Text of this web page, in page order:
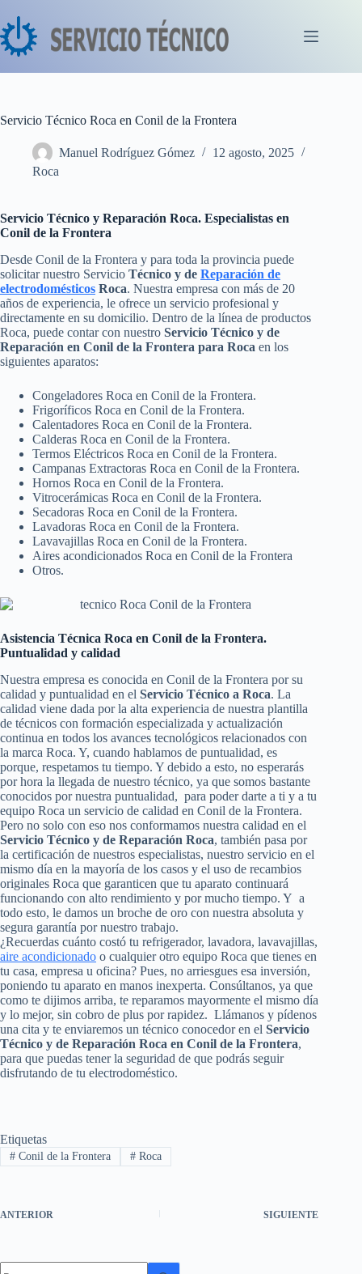
al
contenido
Servicio Técnico Roca en Conil de la Frontera
Manuel Rodríguez Gómez
12 agosto, 2025
Roca
Servicio Técnico y Reparación Roca. Especialistas en
Conil de la Frontera
Desde Conil de la Frontera y para toda la provincia puede
solicitar nuestro Servicio Técnico y de Reparación de
electrodomésticos Roca. Nuestra empresa con más de 20
años de experiencia, le ofrece un servicio profesional y
directamente en su domicilio. Dentro de la línea de productos
Roca, puede contar con nuestro Servicio Técnico y de
Reparación en Conil de la Frontera para Roca en los
siguientes aparatos:
Congeladores Roca en Conil de la Frontera.
Frigoríficos Roca en Conil de la Frontera.
Calentadores Roca en Conil de la Frontera.
Calderas Roca en Conil de la Frontera.
Termos Eléctricos Roca en Conil de la Frontera.
Campanas Extractoras Roca en Conil de la Frontera.
Hornos Roca en Conil de la Frontera.
Vitrocerámicas Roca en Conil de la Frontera.
Secadoras Roca en Conil de la Frontera.
Lavadoras Roca en Conil de la Frontera.
Lavavajillas Roca en Conil de la Frontera.
Aires acondicionados Roca en Conil de la Frontera
Otros.
Asistencia Técnica Roca en Conil de la Frontera.
Puntualidad y calidad
Nuestra empresa es conocida en Conil de la Frontera por su
calidad y puntualidad en el Servicio Técnico a Roca. La
calidad viene dada por la alta experiencia de nuestra plantilla
de técnicos con formación especializada y actualización
continua en todos los avances tecnológicos relacionados con
la marca Roca. Y, cuando hablamos de puntualidad, es
porque, respetamos tu tiempo. Y debido a esto, no esperarás
por hora la llegada de nuestro técnico, ya que somos bastante
conocidos por nuestra puntualidad, para poder darte a ti y a tu
equipo Roca un servicio de calidad en Conil de la Frontera.
Pero no solo con eso nos conformamos nuestra calidad en el
Servicio Técnico y de Reparación Roca, también pasa por
la certificación de nuestros especialistas, nuestro servicio en el
mismo día en la mayoría de los casos y el uso de recambios
originales Roca que garanticen que tu aparato continuará
funcionando con alto rendimiento y por mucho tiempo. Y a
todo esto, le damos un broche de oro con nuestra absoluta y
segura garantía por nuestro trabajo.
¿Recuerdas cuánto costó tu refrigerador, lavadora, lavavajillas,
aire acondicionado o cualquier otro equipo Roca que tienes en
tu casa, empresa u oficina? Pues, no arriesgues esa inversión,
poniendo tu aparato en manos inexperta. Consúltanos, ya que
como te dijimos arriba, te reparamos mayormente el mismo día
y lo mejor, sin cobro de plus por rapidez. Llámanos y pídenos
una cita y te enviaremos un técnico conocedor en el Servicio
Técnico y de Reparación Roca en Conil de la Frontera,
para que puedas tener la seguridad de que podrás seguir
disfrutando de tu electrodoméstico.
Etiquetas
#Conil de la Frontera #Roca
ANTERIOR SIGUIENTE